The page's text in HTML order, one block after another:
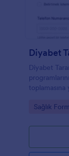
Diyabet
Diyabet
Go to
Sağlık